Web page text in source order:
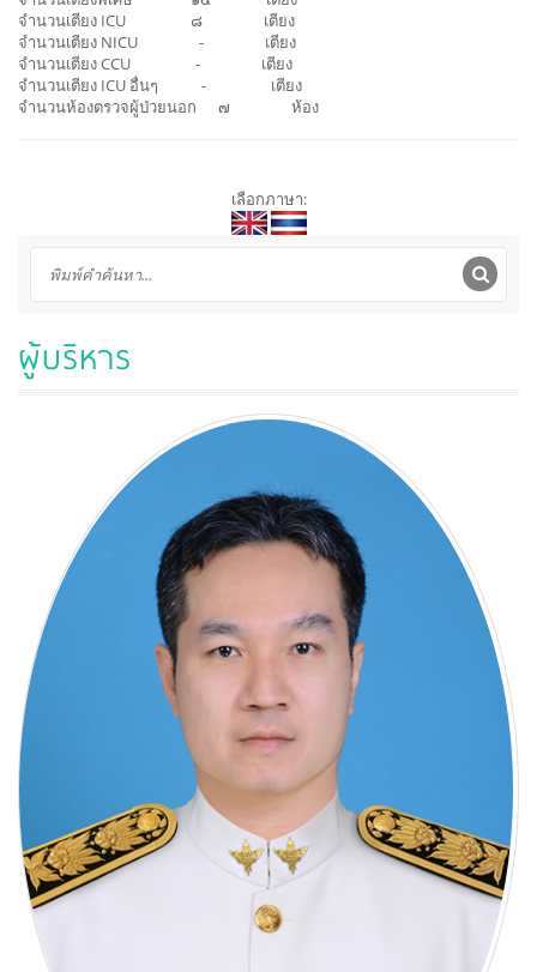
จำนวนเตียง ICU ๘ เตียง
จำนวนเตียง NICU - เตียง
จำนวนเตียง CCU - เตียง
จำนวนเตียง ICU อื่นๆ - เตียง
จำนวนห้องตรวจผู้ป่วยนอก ๗ ห้อง
เลือกภาษา:
ผู้บริหาร